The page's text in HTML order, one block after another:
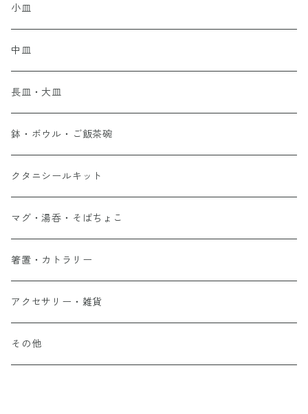
小皿
中皿
長皿・大皿
鉢・ボウル・ご飯茶碗
クタニシールキット
マグ・湯呑・そばちょこ
箸置・カトラリー
アクセサリー・雑貨
その他